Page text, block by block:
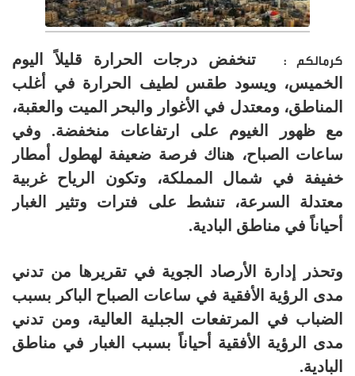
كرمالكم :
تنخفض درجات الحرارة قليلاً اليوم
الخميس، ويسود طقس لطيف الحرارة في أغلب
المناطق، ومعتدل في الأغوار والبحر الميت والعقبة،
مع ظهور الغيوم على ارتفاعات منخفضة. وفي
ساعات الصباح، هناك فرصة ضعيفة لهطول أمطار
خفيفة في شمال المملكة، وتكون الرياح غربية
معتدلة السرعة، تنشط على فترات وتثير الغبار
أحياناً في مناطق البادية.
وتحذر إدارة الأرصاد الجوية في تقريرها من تدني
مدى الرؤية الأفقية في ساعات الصباح الباكر بسبب
الضباب في المرتفعات الجبلية العالية، ومن تدني
مدى الرؤية الأفقية أحياناً بسبب الغبار في مناطق
البادية.